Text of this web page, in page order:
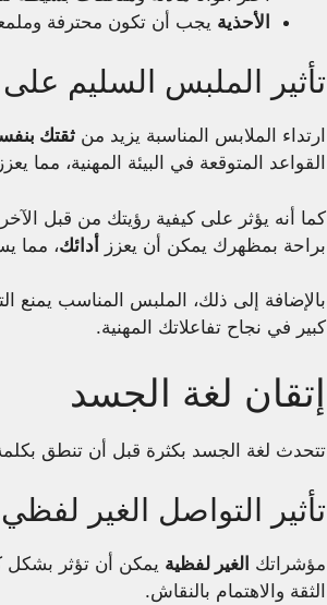
الأحذية يجب أن تكون محترفة
تأثير الملبس السليم على
ارتداء الملابس المناسبة يزيد من ثقتك
القواعد المتوقعة في البيئة المهنية، مما
كما أنه يؤثر على كيفية رؤيتك من قبل
براحة بمظهرك يمكن أن يعزز أدائك، مما
بالإضافة إلى ذلك، الملبس المناسب
كبير في نجاح تفاعلاتك المهنية.
إتقان لغة الجسد
تتحدث لغة الجسد بكثرة قبل أن تنطق
تأثير التواصل الغير لفظي
مؤشراتك الغير لفظية يمكن أن تؤثر بشكل
الثقة والاهتمام بالنقاش.